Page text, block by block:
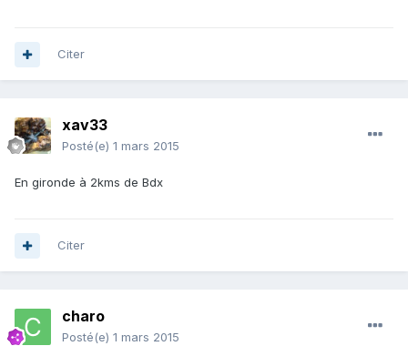
Citer
xav33
Posté(e) 1 mars 2015
En gironde à 2kms de Bdx
Citer
charo
Posté(e) 1 mars 2015